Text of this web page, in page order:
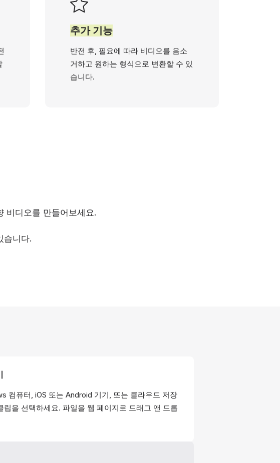
추가 기능
반전 후, 필요에 따라 비디오를 음소
거하고 원하는 형식으로 변환할 수 있
습니다.
비디오를 만들어보세요.
습니다.
컴퓨터, iOS 또는 Android 기기, 또는 클라우드 저장
립을 선택하세요. 파일을 웹 페이지로 드래그 앤 드롭